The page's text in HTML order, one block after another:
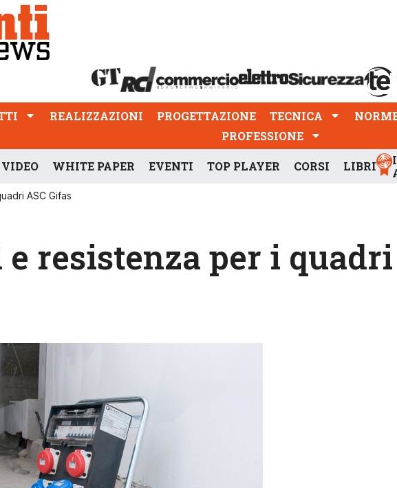
REALIZZAZIONI
REALIZZAZIONI PROGETTAZIONE TECNICA
PROFESSIONE
VIDEO WHITE PAPER EVENTI TOP PLAYER CORSI LIBRI
ASC Gifas
resistenza per i quadri